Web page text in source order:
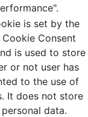
is set by the
Cookie Consent
is used to store
or not user has
to the use of
It does not store
data.